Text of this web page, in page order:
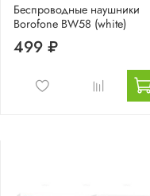
Беспроводные наушники
Borofone BW58 (white)
499 ₽